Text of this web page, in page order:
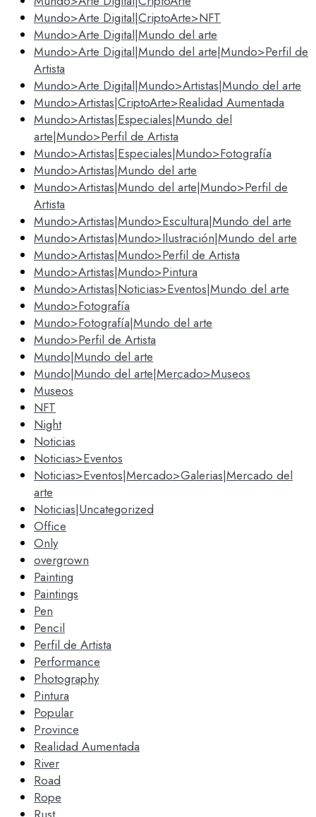
Mundo>Arte Digital|CriptoArte>NFT
Mundo>Arte Digital|Mundo del arte
Mundo>Arte Digital|Mundo del arte|Mundo>Perfil de
Artista
Mundo>Arte Digital|Mundo>Artistas|Mundo del arte
Mundo>Artistas|CriptoArte>Realidad Aumentada
Mundo>Artistas|Especiales|Mundo del
arte|Mundo>Perfil de Artista
Mundo>Artistas|Especiales|Mundo>Fotografía
Mundo>Artistas|Mundo del arte
Mundo>Artistas|Mundo del arte|Mundo>Perfil de
Artista
Mundo>Artistas|Mundo>Escultura|Mundo del arte
Mundo>Artistas|Mundo>Ilustración|Mundo del arte
Mundo>Artistas|Mundo>Perfil de Artista
Mundo>Artistas|Mundo>Pintura
Mundo>Artistas|Noticias>Eventos|Mundo del arte
Mundo>Fotografía
Mundo>Fotografía|Mundo del arte
Mundo>Perfil de Artista
Mundo|Mundo del arte
Mundo|Mundo del arte|Mercado>Museos
Museos
NFT
Night
Noticias
Noticias>Eventos
Noticias>Eventos|Mercado>Galerias|Mercado del
arte
Noticias|Uncategorized
Office
Only
overgrown
Painting
Paintings
Pen
Pencil
Perfil de Artista
Performance
Photography
Pintura
Popular
Province
Realidad Aumentada
River
Road
Rope